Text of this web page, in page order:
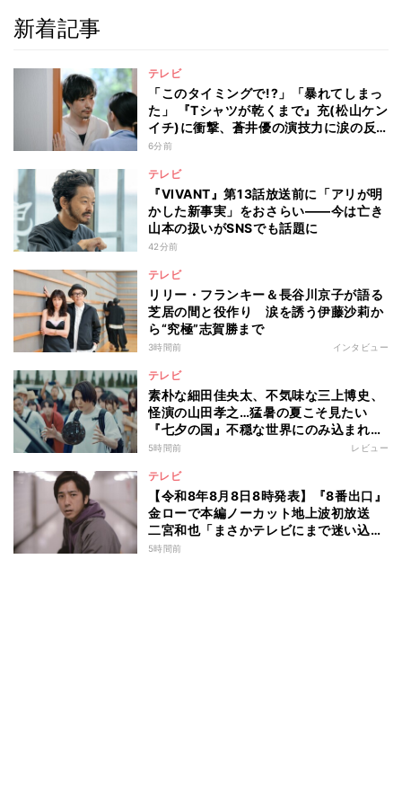
新着記事
テレビ
「このタイミングで!?」「暴れてしまっ
た」 『Tシャツが乾くまで』充(松山ケン
イチ)に衝撃、蒼井優の演技力に涙の反
響も
6分前
テレビ
『VIVANT』第13話放送前に「アリが明
かした新事実」をおさらい――今は亡き
山本の扱いがSNSでも話題に
42分前
テレビ
リリー・フランキー＆長谷川京子が語る
芝居の間と役作り 涙を誘う伊藤沙莉か
ら“究極”志賀勝まで
3時間前 インタビュー
テレビ
素朴な細田佳央太、不気味な三上博史、
怪演の山田孝之…猛暑の夏こそ見たい
『七夕の国』不穏な世界にのみ込まれる
超常ミステリー
5時間前 レビュー
テレビ
【令和8年8月8日8時発表】『8番出口』
金ローで本編ノーカット地上波初放送
二宮和也「まさかテレビにまで迷い込ん
でしまうとは」
5時間前